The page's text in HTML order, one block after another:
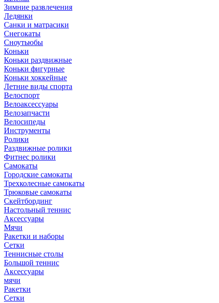
Зимние развлечения
Ледянки
Санки и матрасики
Снегокаты
Сноутьюбы
Коньки
Коньки раздвижные
Коньки фигурные
Коньки хоккейные
Летние виды спорта
Велоспорт
Велоаксессуары
Велозапчасти
Велосипеды
Инструменты
Ролики
Раздвижные ролики
Фитнес ролики
Самокаты
Городские самокаты
Трехколесные самокаты
Трюковые самокаты
Скейтбординг
Настольный теннис
Аксессуары
Мячи
Ракетки и наборы
Сетки
Теннисные столы
Большой теннис
Аксессуары
мячи
Ракетки
Сетки